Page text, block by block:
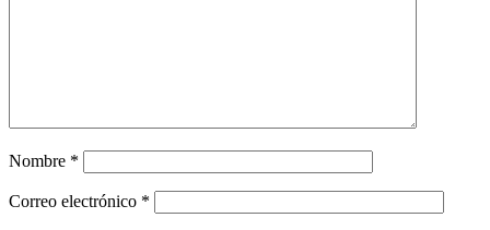
Nombre *
Correo electrónico *